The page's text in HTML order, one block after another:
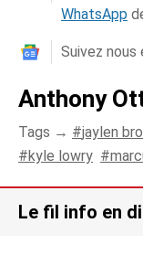
WhatsApp
Suivez nous
Anthony
Tags → jaylen
kyle lowry
Le fil info en